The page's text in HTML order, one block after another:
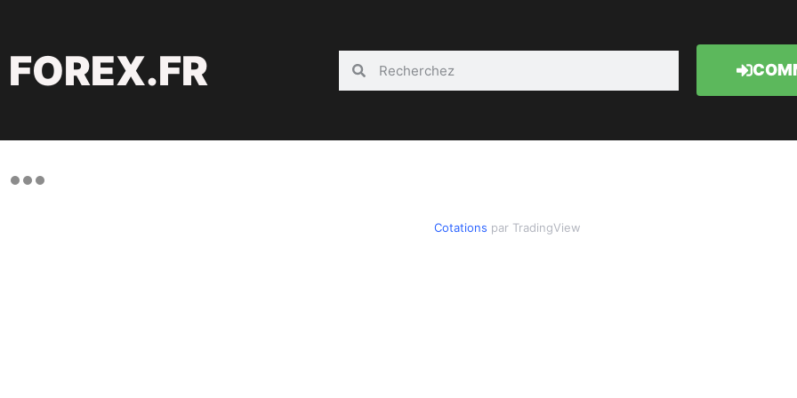
FOREX.FR
Cotations par TradingView